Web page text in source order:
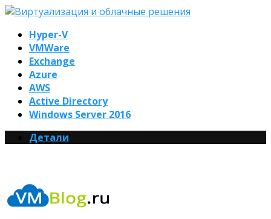
Hyper-V
VMWare
Exchange
Azure
AWS
Active Directory
Windows Server 2016
Детали